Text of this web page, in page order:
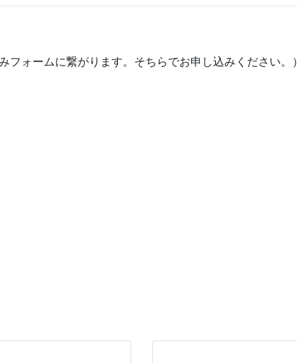
フォームに繋がります。そちらでお申し込みください。）